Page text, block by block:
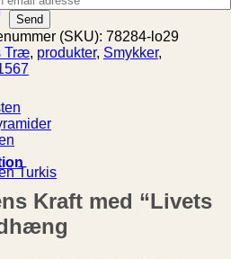
Turkis
(SKU): 78284-lo29
Træ, produkter, Smykker,
Kraft med “Livets